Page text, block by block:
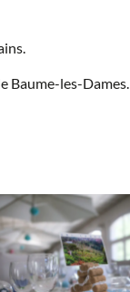
Baume-les-Dames.